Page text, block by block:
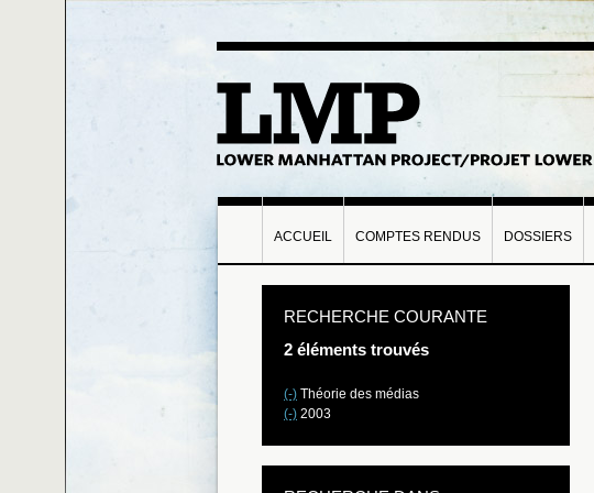
ACCUEIL COMPTES RENDUS DOSSIERS
RECHERCHE COURANTE
2 éléments trouvés
(-) Théorie des médias
(-) 2003